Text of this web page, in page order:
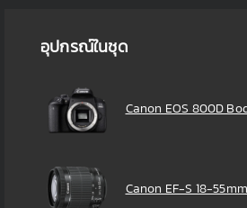
อุปกรณ์ในชุด
Canon EOS 800D
Canon EF-S 18-